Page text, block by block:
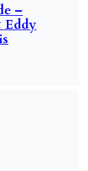
–
Eddy